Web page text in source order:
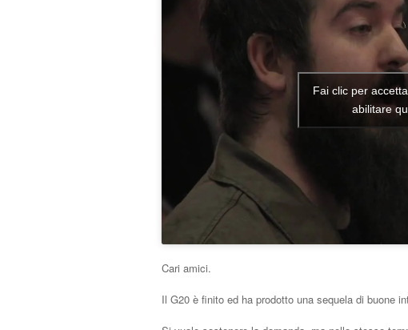
Fai clic per
abilitare
Cari amici.
Il G20 è finito ed ha prodotto una sequela di buone